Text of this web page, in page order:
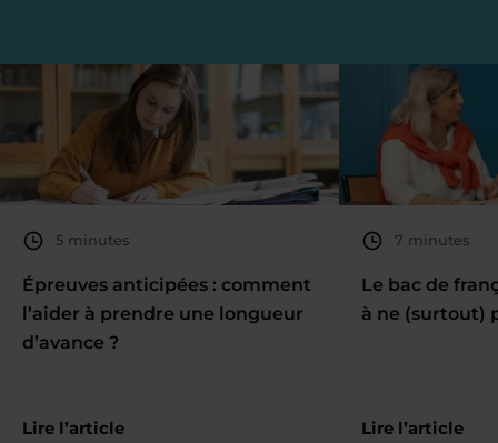
5 minutes
Épreuves anticipées : comment
l’aider à prendre une longueur
d’avance ?
Lire l’article
7 minutes
Le bac de
à ne (surtout)
Lire l’article